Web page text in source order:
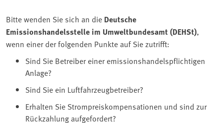
Bitte wenden Sie sich an die Deutsche
Emissionshandelsstelle im Umweltbundesamt (DEHSt),
wenn einer der folgenden Punkte auf Sie zutrifft:
Sind Sie Betreiber einer emissionshandelspflichtigen
Anlage?
Sind Sie ein Luftfahrzeugbetreiber?
Erhalten Sie Strompreiskompensationen und sind zur
Rückzahlung aufgefordert?